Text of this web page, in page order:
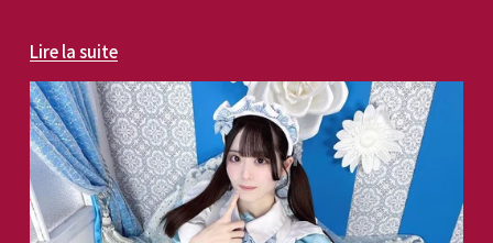
Lire la suite